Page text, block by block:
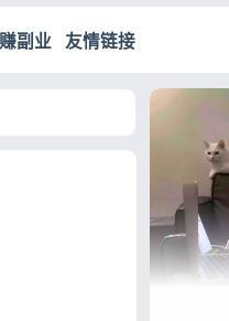
副业 友情链接